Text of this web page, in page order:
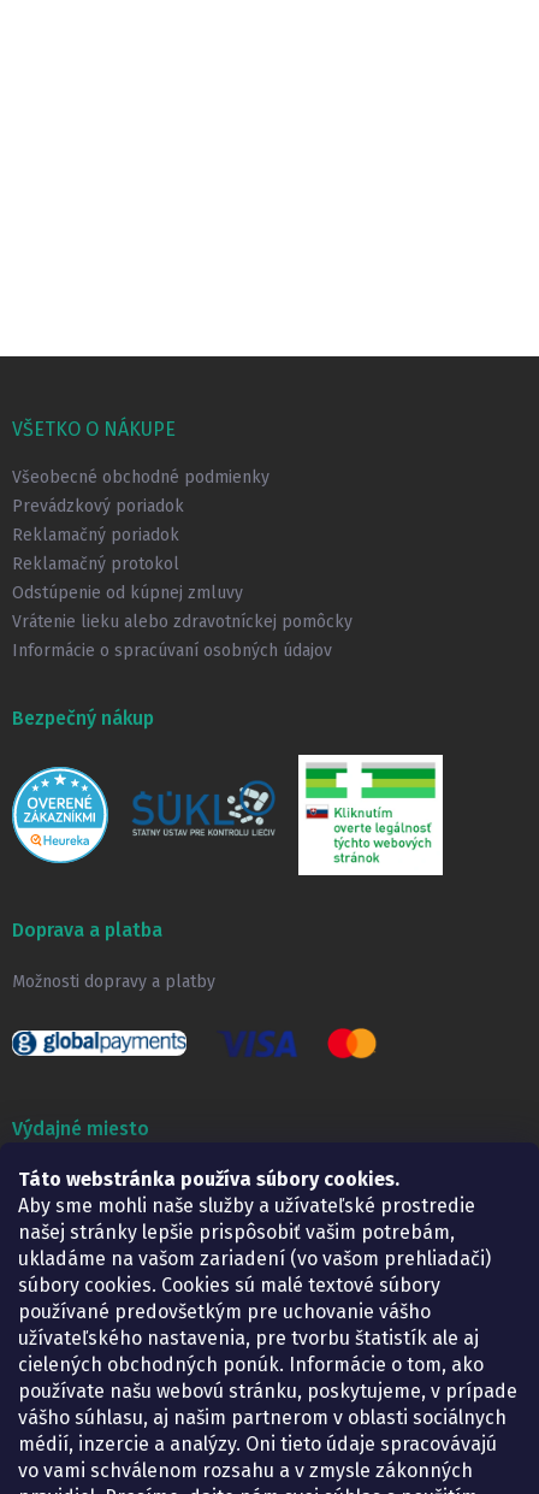
Táto webstránka používa súbory cookies.
Aby sme mohli naše služby a užívateľské prostredie
našej stránky lepšie prispôsobiť vašim potrebám,
ukladáme na vašom zariadení (vo vašom prehliadači)
súbory cookies. Cookies sú malé textové súbory
používané predovšetkým pre uchovanie vášho
užívateľského nastavenia, pre tvorbu štatistík ale aj
cielených obchodných ponúk. Informácie o tom, ako
používate našu webovú stránku, poskytujeme, v prípade
vášho súhlasu, aj našim partnerom v oblasti sociálnych
médií, inzercie a analýzy. Oni tieto údaje spracovávajú
vo vami schválenom rozsahu a v zmysle zákonných
pVŠETKO O NÁKUPE
Všeobecné obchodné podmienky
Prevádzkový poriadok
Reklamačný poriadok
Reklamačný protokol
Odstúpenie od kúpnej zmluvy
Vrátenie lieku alebo zdravotníckej pomôcky
Informácie o spracúvaní osobných údajov
Bezpečný nákup
Doprava a platba
Možnosti dopravy a platby
Výdajné miesto
Lekáreň ADONAI
Košice – Smetanova 2
Pondelok:
07.30 – 15.30 h.
Utorok:
07.30 – 16.00 h.
Streda:
07.30 – 16.00 h.
Štvrtok:
07.30 – 15.30 h.
Piatok:
07.30 – 15.30 h.
KONTAKT
eshop@lekarenadonai.sk
+421 948 203 203